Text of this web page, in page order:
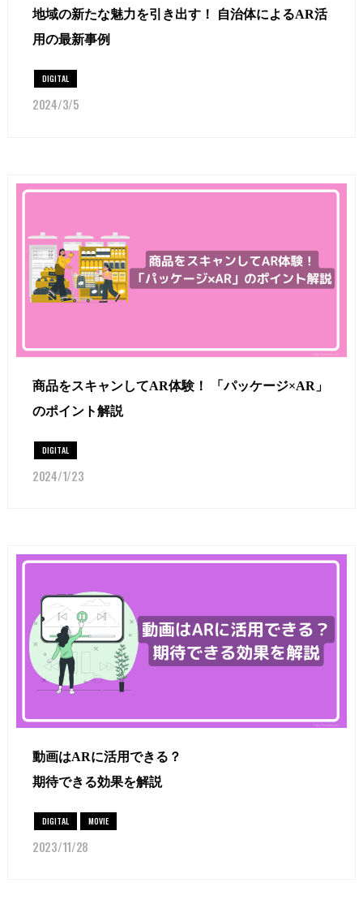
地域の新たな魅力を引き出す！ 自治体によるAR活
用の最新事例
DIGITAL
2024/3/5
商品をスキャンしてAR体験！ 「パッケージ×AR」
のポイント解説
DIGITAL
2024/1/23
動画はARに活用できる？
期待できる効果を解説
DIGITAL MOVIE
2023/11/28